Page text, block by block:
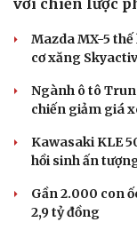
Mazda MX-5 thế
cơ xăng
Ngành ô tô
chiến giảm giá
Kawasaki KLE
hồi sinh ấn
Gần 2.000 con
2,9 tỷ đồng